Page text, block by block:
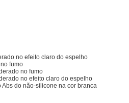
no efeito claro do espelho
fumo
no fumo
no efeito claro do espelho
do não-silicone na cor branca